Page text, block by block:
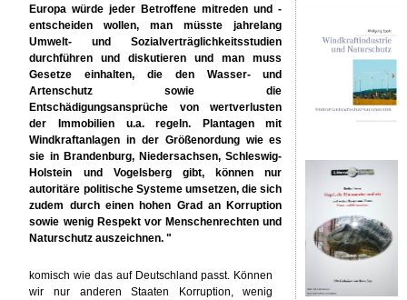
Europa würde jeder Betroffene mitreden und -
entscheiden wollen, man müsste jahrelang
Umwelt- und Sozialverträglichkeitsstudien
durchführen und diskutieren und man muss
Gesetze einhalten, die den Wasser- und
Artenschutz sowie die
Entschädigungsansprüche von wertverlusten
der Immobilien u.a. regeln. Plantagen mit
Windkraftanlagen in der Größenordung wie es
sie in Brandenburg, Niedersachsen, Schleswig-
Holstein und Vogelsberg gibt, können nur
autoritäre politische Systeme umsetzen, die sich
zudem durch einen hohen Grad an Korruption
sowie wenig Respekt vor Menschenrechten und
Naturschutz auszeichnen. "
komisch wie das auf Deutschland passt. Können
wir nur anderen Staaten Korruption, wenig